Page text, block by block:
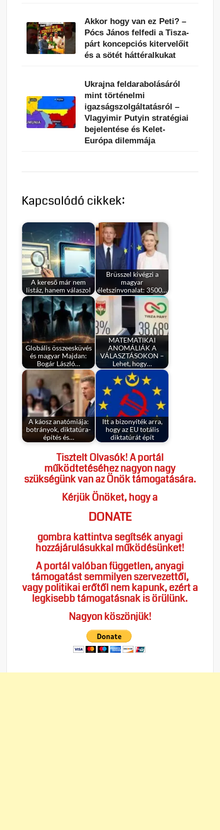
Akkor hogy van ez Peti? –
Pócs János felfedi a Tisza-
párt koncepciós kitervelőit
és a sötét háttéralkukat
Ukrajna feldarabolásáról
mint történelmi
igazságszolgáltatásról –
Vlagyimir Putyin stratégiai
bejelentése és Kelet-
Európa dilemmája
Kapcsolódó cikkek:
A kereső már nem
listáz, hanem válaszol
Brüsszel kivégzi a
magyar
életszínvonalat: 3500…
Globális összeesküvés
és magyar Majdan:
Bogár László…
MATEMATIKAI
ANOMÁLIÁK A
VÁLASZTÁSOKON –
Lehet, hogy…
A káosz anatómiája:
botrányok, diktatúra-
építés és…
Itt a bizonyíték arra,
hogy az EU totális
diktatúrát épít
Tisztelt Olvasók! A portál
működtetéséhez nagyon nagy
szükségünk van az Önök támogatására.
Kérjük Önöket, hogy a
DONATE
gombra kattintva segítsék anyagi
hozzájárulásukkal működésünket!
A portál valóban független, anyagi
támogatást semmilyen szervezettől,
vagy politikai erőtől nem kapunk, ezért a
legkisebb támogatásnak is örülünk.
Nagyon köszönjük!